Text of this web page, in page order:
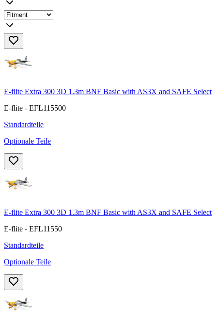
E-flite Extra 300 3D 1.3m BNF Basic with AS3X and SAFE Select
E-flite - EFL115500
Standardteile
Optionale Teile
E-flite Extra 300 3D 1.3m BNF Basic with AS3X and SAFE Select
E-flite - EFL11550
Standardteile
Optionale Teile